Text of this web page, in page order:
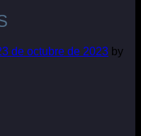
de octubre de 2023 by